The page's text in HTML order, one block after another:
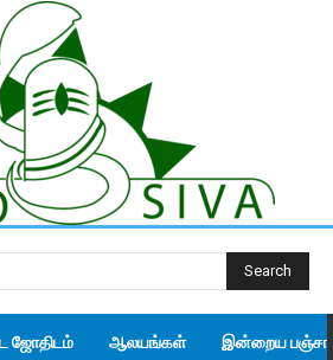
Search
ஜோதிடம் ஆலயங்கள் இன்றைய